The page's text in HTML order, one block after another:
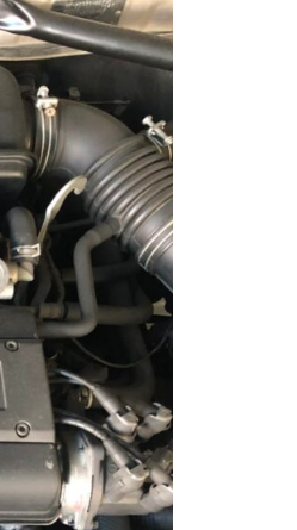
タイヤ保管
エーミング(カメラ・センサー・レーダーの点検調整) ロードサービス